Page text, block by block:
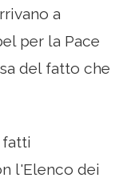
a
per la Pace
del fatto che
l'Elenco dei